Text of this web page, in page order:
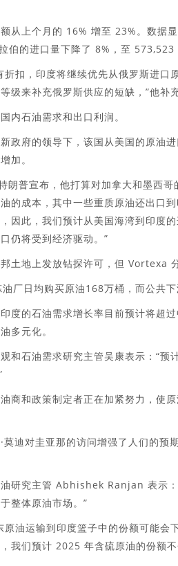
从上个月的 16% 增至 23%。数据
伯的进口量下降了 8%，至
扣，印度将继续优先从俄罗斯进口
级来补充俄罗斯供应的短缺，”他补充
内石油需求和出口利润。
政府的领导下，该国从美国的原油
加。
朗普宣布，他打算对加拿大和墨西
的成本，其中一些重质原油还出口
因此，我们预计从美国海湾到印度
仍将受到经济驱动。”
土地上发放钻探许可，但 Vortexa
厂日均购买原油168万桶，而公共
度的石油需求增长率目前预计将超
多元化。
和石油需求研究主管吴康表示：“预
商和政策制定者正在加紧努力，使
莫迪对圭亚那的访问增强了人们的
研究主管 Abhishek Ranjan 表示
整体原油市场。”
原油运输到印度篮子中的份额可能
我们预计 2025 年含硫原油的份额